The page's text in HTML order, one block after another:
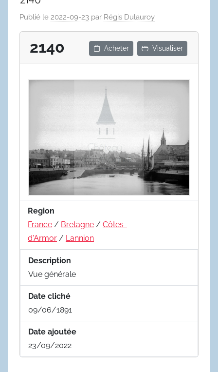
Publié le 2022-09-23 par Régis Dulauroy
2140 Acheter Visualiser
Region
France / Bretagne / Côtes-
d'Armor / Lannion
Description
Vue générale
Date cliché
09/06/1891
Date ajoutée
23/09/2022